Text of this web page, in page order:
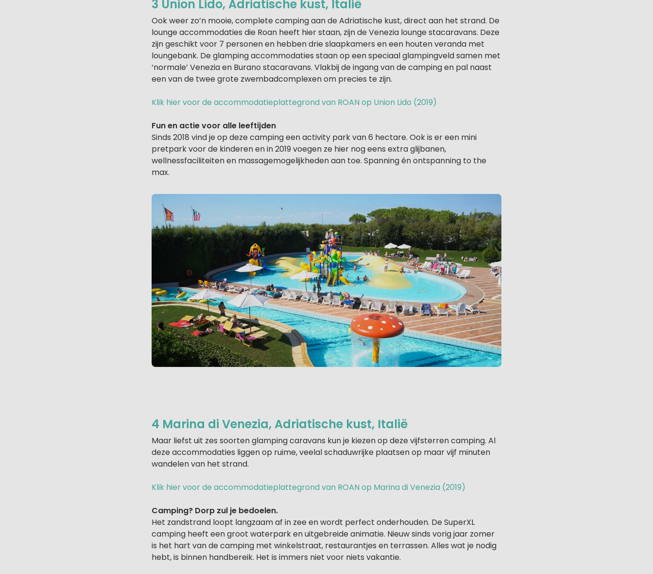
3 Union Lido, Adriatische kust, Italië
Ook weer zo’n mooie, complete camping aan de Adriatische kust, direct aan het strand. De
lounge accommodaties die Roan heeft hier staan, zijn de Venezia lounge stacaravans. Deze
zijn geschikt voor 7 personen en hebben drie slaapkamers en een houten veranda met
loungebank. De glamping accommodaties staan op een speciaal glampingveld samen met
‘normale’ Venezia en Burano stacaravans. Vlakbij de ingang van de camping en pal naast
een van de twee grote zwembadcomplexen om precies te zijn.
Klik hier voor de accommodatieplattegrond van ROAN op Union Lido (2019)
Fun en actie voor alle leeftijden
Sinds 2018 vind je op deze camping een activity park van 6 hectare. Ook is er een mini
pretpark voor de kinderen en in 2019 voegen ze hier nog eens extra glijbanen,
wellnessfaciliteiten en massagemogelijkheden aan toe. Spanning én ontspanning to the
max.
4 Marina di Venezia, Adriatische kust, Italië
Maar liefst uit zes soorten glamping caravans kun je kiezen op deze vijfsterren camping. Al
deze accommodaties liggen op ruime, veelal schaduwrijke plaatsen op maar vijf minuten
wandelen van het strand.
Klik hier voor de accommodatieplattegrond van ROAN op Marina di Venezia (2019)
Camping? Dorp zul je bedoelen.
Het zandstrand loopt langzaam af in zee en wordt perfect onderhouden. De SuperXL
camping heeft een groot waterpark en uitgebreide animatie. Nieuw sinds vorig jaar zomer
is het hart van de camping met winkelstraat, restaurantjes en terrassen. Alles wat je nodig
hebt, is binnen handbereik. Het is immers niet voor niets vakantie.